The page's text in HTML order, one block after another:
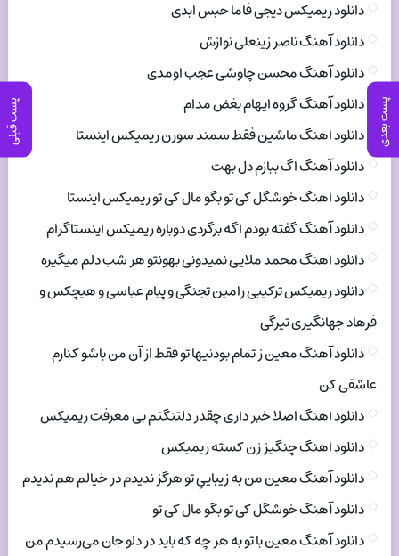
پست بعدی پست قبلی
دانلود ریمیکس دیجی فاما حبس ابدی
دانلود آهنگ ناصر زینعلی نوازش
دانلود آهنگ محسن چاوشی عجب اومدی
دانلود آهنگ گروه ایهام بغض مدام
دانلود اهنگ ماشین فقط سمند سورن ریمیکس اینستا
دانلود آهنگ اگ ببازم دل بهت
دانلود اهنگ خوشگل کی تو بگو مال کی تو ریمیکس اینستا
دانلود آهنگ گفته بودم اگه برگردی دوباره ریمیکس اینستاگرام
دانلود اهنگ محمد ملایی نمیدونی بهونتو هر شب دلم میگیره
دانلود ریمیکس ترکیبی رامین تجنگی و پیام عباسی و هیچکس و
فرهاد جهانگیری تیرگی
دانلود آهنگ معین ز تمام بودنیها تو فقط از آن من باشو کنارم
عاشقی کن
دانلود اهنگ اصلا خبر داری چقدر دلتنگتم بی معرفت ریمیکس
دانلود اهنگ چنگیز زن کسته ریمیکس
دانلود آهنگ معین من به زیباییِ تو هرگز ندیدم در خیالم هم ندیدم
دانلود آهنگ خوشگل کی تو بگو مال کی تو
دانلود آهنگ معین با تو به هر چه که باید در دلو جان می‌رسیدم من